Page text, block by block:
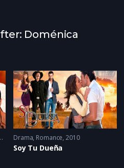
Doménica
2005 - 2005
Drama, Romance 2010
Soy Tu Dueña